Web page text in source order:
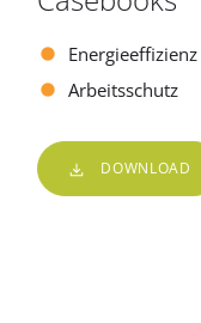
Energieeffizienz
Arbeitsschutz
DOWNLOAD